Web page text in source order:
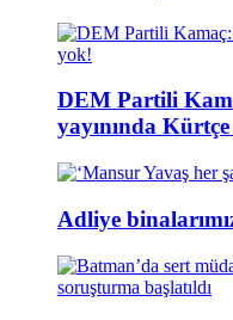
DEM Partili
yayınında
Adliye